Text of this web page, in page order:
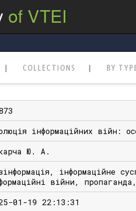
of VTEI
COLLECTIONS BY
інфоpмaційних війн:
Ю. А.
інфоpмaційне
війни,
01-19 22:13:31